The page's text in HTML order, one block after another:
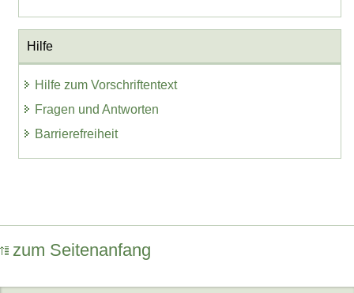
Hilfe
Hilfe zum Vorschriftentext
Fragen und Antworten
Barrierefreiheit
zum Seitenanfang